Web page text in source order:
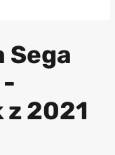
Sega
2021